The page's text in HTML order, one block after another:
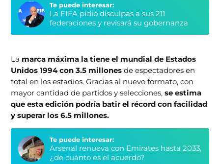
Te puede interesar:
La FIFA pidió disculpas a sus 211
federaciones y revisará su gobernanza
La marca máxima la tiene el mundial de Estados
Unidos 1994 con 3.5 millonesde espectadores en
total en los estadios. Gracias al nuevo formato, con
mayor cantidad de partidos y selecciones,se estima
que esta edición podría batir el récord con facilidad
y superar los 6.5 millones.
Te puede interesar:
Arsenal renueva con Emirates hasta 2033,
¿de cuánto es el acuerdo?